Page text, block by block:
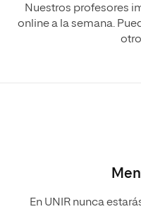
Nuestros profesores
online a la semana.
En UNIR nunca